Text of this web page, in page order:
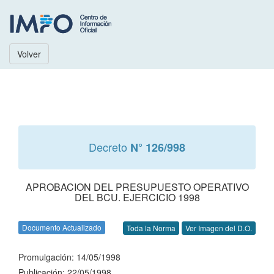
Volver
Decreto N° 126/998
APROBACION DEL PRESUPUESTO OPERATIVO
DEL BCU. EJERCICIO 1998
Documento Actualizado Toda la Norma Ver Imagen del D.O.
Promulgación: 14/05/1998